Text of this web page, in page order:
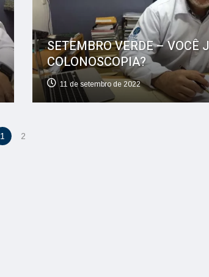
SETEMBRO VERDE – VOCÊ
COLONOSCOPIA?
11 de setembro de 2022
1 2